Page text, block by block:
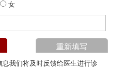
女
息我们将及时反馈给医生进行诊